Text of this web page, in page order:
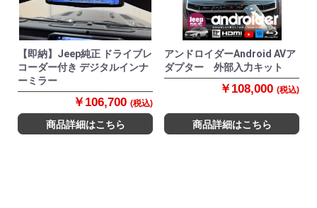
【即納】Jeep純正 ドライブレ
コーダー付き デジタルインナ
ーミラー
￥106,700 (税込)
商品詳細はこちら
アンドロイダーAndroid AVア
ダプター 外部入力キット
￥108,000 (税込)
商品詳細はこちら